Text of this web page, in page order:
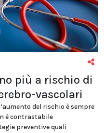
più a rischio di
vascolari
del rischio è sempre
è contrastabile
preventive quali